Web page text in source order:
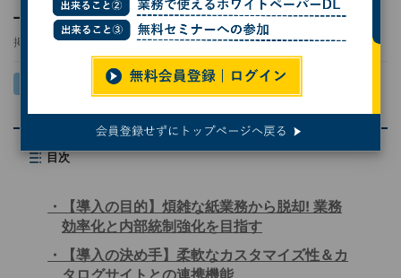
上と内部統制の強化を実現
掲載日 2024/11/25 10:00
目次
【導入の目的】煩雑な紙業務から脱却! 業務
効率化と内部統制強化を目指す
【導入の決め手】柔軟なカスタマイズ性＆カ
タログサイトとの連携機能